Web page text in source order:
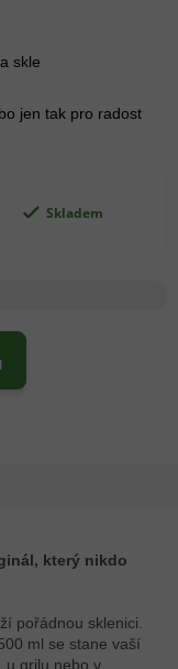
Skladem
skle
jen tak pro radost
který nikdo
pořádnou sklenici.
ml se stane vaší
u grilu nebo v